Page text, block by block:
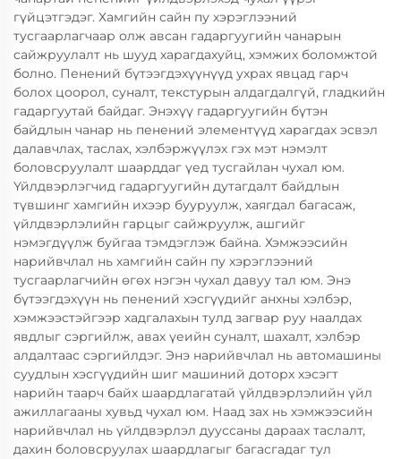
гүйцэтгэдэг. Хамгийн сайн пу хэрэглээний
тусгаарлагчаар олж авсан гадаргуугийн чанарын
сайжруулалт нь шууд харагдахуйц, хэмжих боломжтой
болно. Пенений бүтээгдэхүүнүүд ухрах явцад гарч
болох цоорол, суналт, текстурын алдагдалгүй, гладкийн
гадаргуутай байдаг. Энэхүү гадаргуугийн бүтэн
байдлын чанар нь пенений элементүүд харагдах эсвэл
далавчлах, таслах, хэлбэржүүлэх гэх мэт нэмэлт
боловсруулалт шаарддаг үед тусгайлан чухал юм.
Үйлдвэрлэгчид гадаргуугийн дутагдалт байдлын
түвшинг хамгийн ихээр бууруулж, хаягдал багасаж,
үйлдвэрлэлийн гарцыг сайжруулж, ашгийг
нэмэгдүүлж буйгаа тэмдэглэж байна. Хэмжээсийн
нарийвчлал нь хамгийн сайн пу хэрэглээний
тусгаарлагчийн өгөх нэгэн чухал давуу тал юм. Энэ
бүтээгдэхүүн нь пенений хэсгүүдийг анхны хэлбэр,
хэмжээстэйгээр хадгалахын тулд загвар руу наалдах
явдлыг сэргийлж, авах үеийн суналт, шахалт, хэлбэр
алдалтаас сэргийлдэг. Энэ нарийвчлал нь автомашины
суудлын хэсгүүдийн шиг машиний доторх хэсэгт
нарийн таарч байх шаардлагатай үйлдвэрлэлийн үйл
ажиллагааны хувьд чухал юм. Наад зах нь хэмжээсийн
нарийвчлал нь үйлдвэрлэл дууссаны дараах таслалт,
дахин боловсруулах шаардлагыг багасгадаг тул